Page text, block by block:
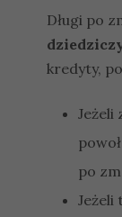
Długi po
kredyty,
Jeżeli
po
Jeżeli